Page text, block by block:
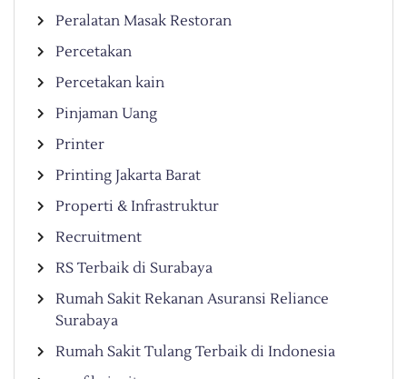
Peralatan Masak Restoran
Percetakan
Percetakan kain
Pinjaman Uang
Printer
Printing Jakarta Barat
Properti & Infrastruktur
Recruitment
RS Terbaik di Surabaya
Rumah Sakit Rekanan Asuransi Reliance
Surabaya
Rumah Sakit Tulang Terbaik di Indonesia